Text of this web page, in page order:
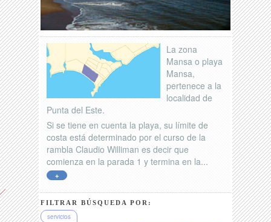
La zona
Mansa o playa
Mansa,
pertenece a la
localidad de
Punta del Este.
Si se tiene en cuenta la playa, su límite de
costa está determinado por el curso de la
rambla Claudio Williman es decir que
comienza en la parada 1 y termina en la...
+
FILTRAR BÚSQUEDA POR:
servicios